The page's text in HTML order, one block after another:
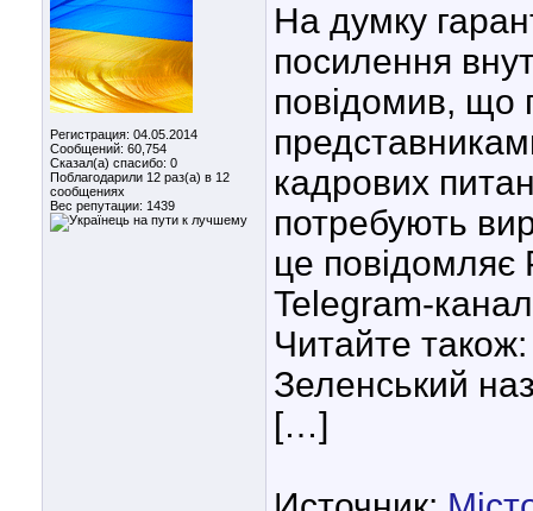
Регистрация: 04.05.2014
Сообщений: 60,754
Сказал(а) спасибо: 0
Поблагодарили 12 раз(а) в 12
сообщениях
Вес репутации: 1439
На думку
посилення
повідомив, що
кадрових
потребують
це
Telegram-
Читайте
Зеленський
[…]